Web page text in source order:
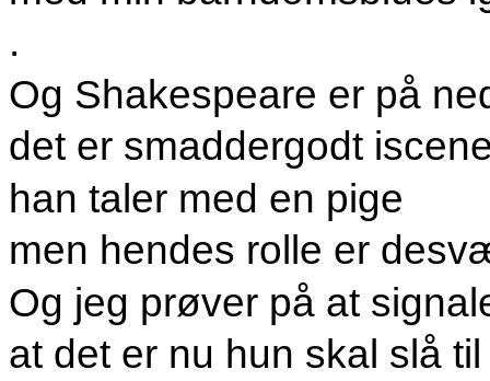
.
Og Shakespeare er på
det er smaddergodt
han taler med en pige
men hendes rolle er
Og jeg prøver på at
at det er nu hun skal slå til